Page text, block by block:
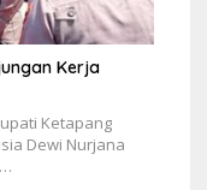
Kerja
Ketapang
Dewi Nurjana